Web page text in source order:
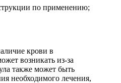
по применению;
крови в
возникать из-за
также может быть
необходимого лечения,